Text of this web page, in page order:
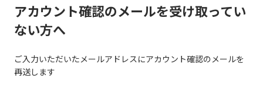
アカウント確認のメールを受け取ってい
ない方へ
ご入力いただいたメールアドレスにアカウント確認のメールを
再送します